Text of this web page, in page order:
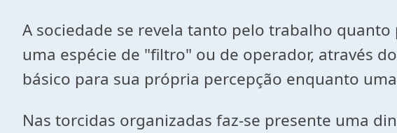
A sociedade se revela tanto pelo trabalho
uma espécie de "filtro" ou de operador, através
básico para sua própria percepção enquanto
Nas torcidas organizadas faz-se presente uma